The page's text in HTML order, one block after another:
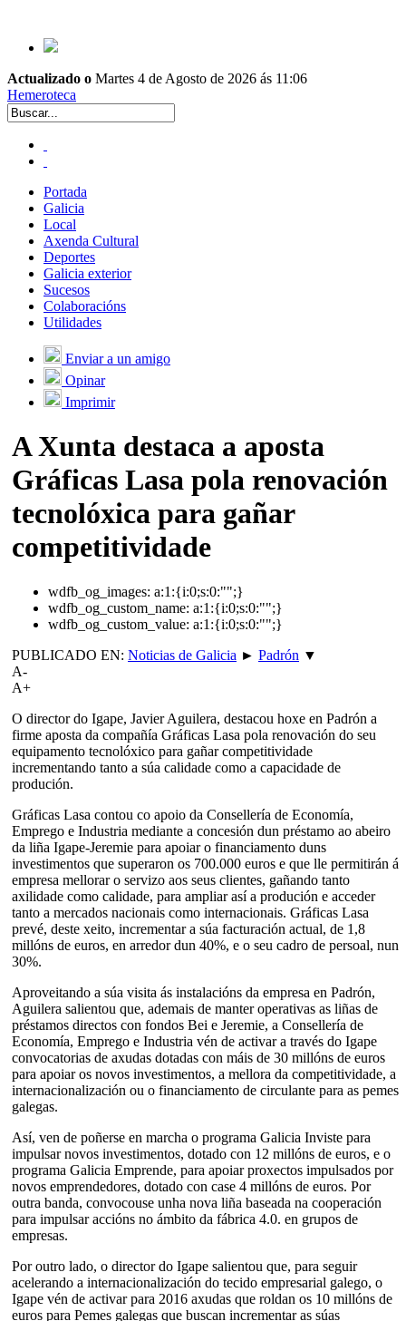
Actualizado o Martes 4 de Agosto de 2026 ás 11:06
Hemeroteca
Portada
Galicia
Local
Axenda Cultural
Deportes
Galicia exterior
Sucesos
Colaboracións
Utilidades
Enviar a un amigo
Opinar
Imprimir
A Xunta destaca a aposta
Gráficas Lasa pola renovación
tecnolóxica para gañar
competitividade
wdfb_og_images: a:1:{i:0;s:0:"";}
wdfb_og_custom_name: a:1:{i:0;s:0:"";}
wdfb_og_custom_value: a:1:{i:0;s:0:"";}
PUBLICADO EN: Noticias de Galicia ► Padrón ▼
A-
A+
O director do Igape, Javier Aguilera, destacou hoxe en Padrón a
firme aposta da compañía Gráficas Lasa pola renovación do seu
equipamento tecnolóxico para gañar competitividade
incrementando tanto a súa calidade como a capacidade de
produción.
Gráficas Lasa contou co apoio da Consellería de Economía,
Emprego e Industria mediante a concesión dun préstamo ao abeiro
da liña Igape-Jeremie para apoiar o financiamento duns
investimentos que superaron os 700.000 euros e que lle permitirán á
empresa mellorar o servizo aos seus clientes, gañando tanto
axilidade como calidade, para ampliar así a produción e acceder
tanto a mercados nacionais como internacionais. Gráficas Lasa
prevé, deste xeito, incrementar a súa facturación actual, de 1,8
millóns de euros, en arredor dun 40%, e o seu cadro de persoal, nun
30%.
Aproveitando a súa visita ás instalacións da empresa en Padrón,
Aguilera salientou que, ademais de manter operativas as liñas de
préstamos directos con fondos Bei e Jeremie, a Consellería de
Economía, Emprego e Industria vén de activar a través do Igape
convocatorias de axudas dotadas con máis de 30 millóns de euros
para apoiar os novos investimentos, a mellora da competitividade, a
internacionalización ou o financiamento de circulante para as pemes
galegas.
Así, ven de poñerse en marcha o programa Galicia Inviste para
impulsar novos investimentos, dotado con 12 millóns de euros, e o
programa Galicia Emprende, para apoiar proxectos impulsados por
novos emprendedores, dotado con case 4 millóns de euros. Por
outra banda, convocouse unha nova liña baseada na cooperación
para impulsar accións no ámbito da fábrica 4.0. en grupos de
empresas.
Por outro lado, o director do Igape salientou que, para seguir
acelerando a internacionalización do tecido empresarial galego, o
Igape vén de activar para 2016 axudas que roldan os 10 millóns de
euros para Pemes galegas que buscan incrementar as súas